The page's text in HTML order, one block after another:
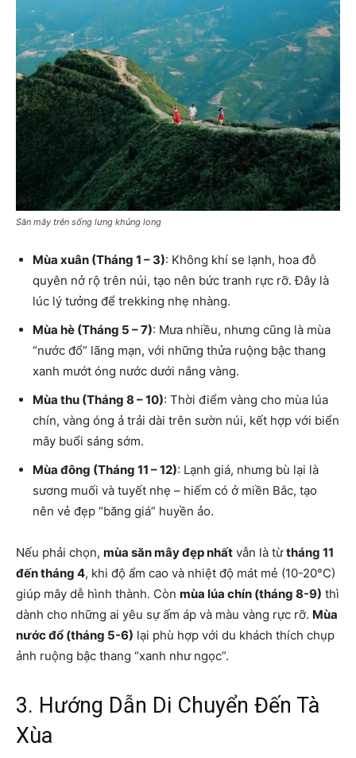
Săn mây trên sống lưng khủng long
Mùa xuân (Tháng 1 – 3): Không khí se lạnh, hoa đỗ
quyên nở rộ trên núi, tạo nên bức tranh rực rỡ. Đây là
lúc lý tưởng để trekking nhẹ nhàng.
Mùa hè (Tháng 5 – 7): Mưa nhiều, nhưng cũng là mùa
“nước đổ” lãng mạn, với những thửa ruộng bậc thang
xanh mướt óng nước dưới nắng vàng.
Mùa thu (Tháng 8 – 10): Thời điểm vàng cho mùa lúa
chín, vàng óng ả trải dài trên sườn núi, kết hợp với biển
mây buổi sáng sớm.
Mùa đông (Tháng 11 – 12): Lạnh giá, nhưng bù lại là
sương muối và tuyết nhẹ – hiếm có ở miền Bắc, tạo
nên vẻ đẹp “băng giá” huyền ảo.
Nếu phải chọn, mùa săn mây đẹp nhất vẫn là từtháng 11
đến tháng 4, khi độ ẩm cao và nhiệt độ mát mẻ (10-20°C)
giúp mây dễ hình thành. Còn mùa lúa chín (tháng 8-9) thì
dành cho những ai yêu sự ấm áp và màu vàng rực rỡ. Mùa
nước đổ (tháng 5-6) lại phù hợp với du khách thích chụp
ảnh ruộng bậc thang “xanh như ngọc”.
3. Hướng Dẫn Di Chuyển Đến Tà
Xùa